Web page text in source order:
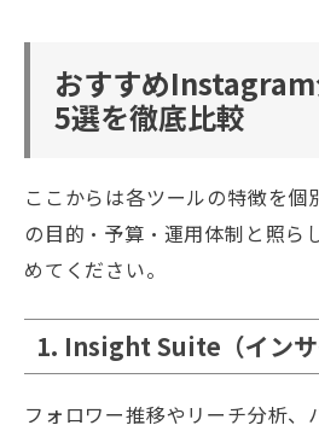
おすすめ
5選を徹底比較
ここからは各ツールの特徴を個
の目的・予算・運用体制と照ら
めてください。
1. Insight Suite（インサ
フォロワー推移やリーチ分析、